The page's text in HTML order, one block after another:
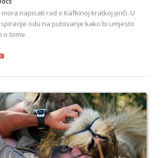
napisati rad o Kafkinoj kratkoj priči. U
odu na putovanje kako bi umjesto
o tome.